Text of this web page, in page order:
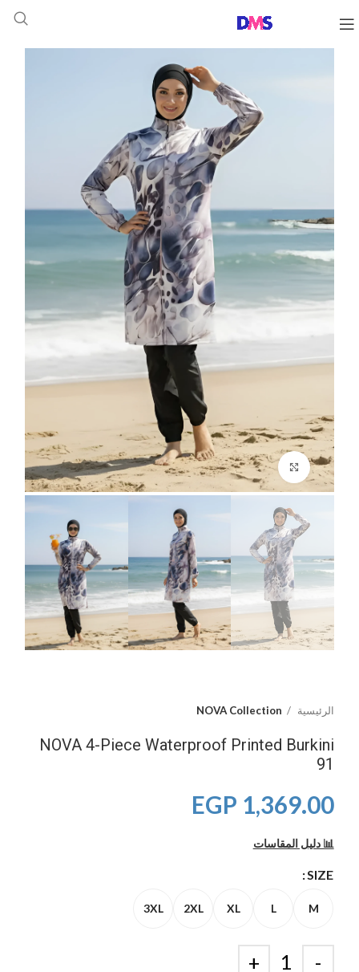
اضغط للتكبير
الرئيسية NOVA Collection
NOVA 4-Piece Waterproof Printed Burkini
91
1,369.00
EGP
📊 دليل المقاسات
SIZE
M
L
XL
2XL
3XL